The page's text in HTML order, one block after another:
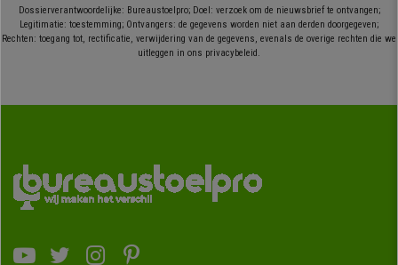
Dossierverantwoordelijke: Bureaustoelpro; Doel: verzoek om de nieuwsbrief te ontvangen;
Legitimatie: toestemming; Ontvangers: de gegevens worden niet aan derden doorgegeven;
Rechten: toegang tot, rectificatie, verwijdering van de gegevens, evenals de overige rechten die we
uitleggen in ons privacybeleid.